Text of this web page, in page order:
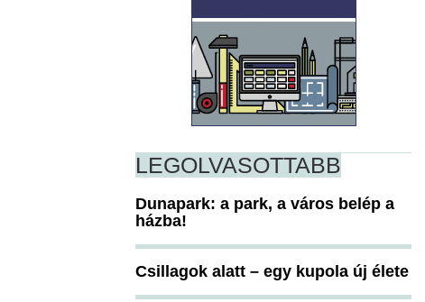
LEGOLVASOTTABB
Dunapark: a park, a város belép a
házba!
Csillagok alatt – egy kupola új élete